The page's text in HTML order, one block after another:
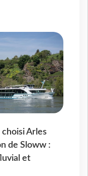
choisi Arles
de Sloww :
et